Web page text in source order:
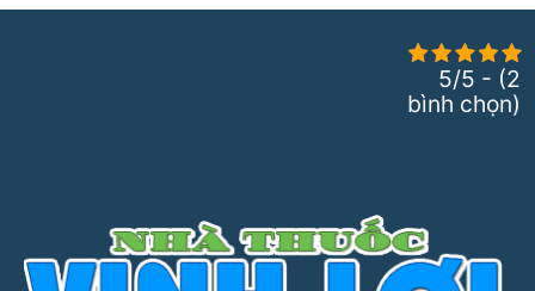
5/5 - (2
bình chọn)